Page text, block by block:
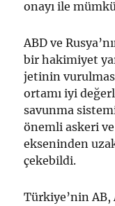
onayı ile
ABD ve
bir hakimiyet
jetinin
ortamı iyi
savunma
önemli askeri
ekseninden
çekebildi.
Türkiye’nin AB,